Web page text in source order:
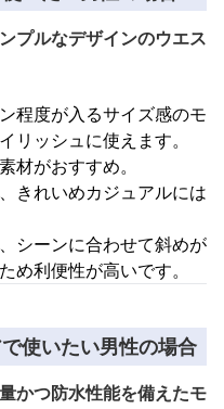
プルなデザインのウエス
程度が入るサイズ感のモ
リッシュに使えます。
材がおすすめ。
きれいめカジュアルには
シーンに合わせて斜めが
め利便性が高いです。
使いたい男性の場合
かつ防水性能を備えたモ